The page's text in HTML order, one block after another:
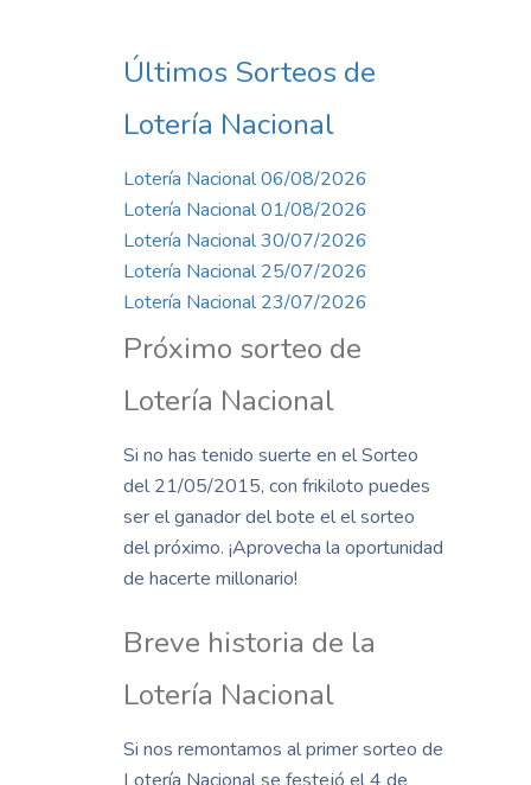
Últimos Sorteos de
Lotería Nacional
Lotería Nacional 06/08/2026
Lotería Nacional 01/08/2026
Lotería Nacional 30/07/2026
Lotería Nacional 25/07/2026
Lotería Nacional 23/07/2026
Próximo sorteo de
Lotería Nacional
Si no has tenido suerte en el Sorteo
del 21/05/2015, con frikiloto puedes
ser el ganador del bote el el sorteo
del próximo. ¡Aprovecha la oportunidad
de hacerte millonario!
Breve historia de la
Lotería Nacional
Si nos remontamos al primer sorteo de